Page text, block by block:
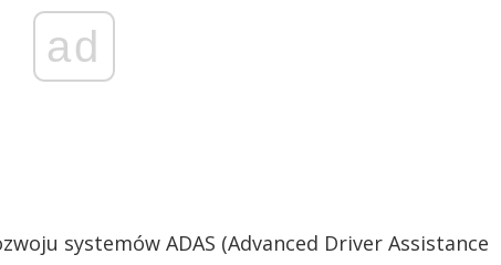
ad
systemów ADAS (Advanced Driver Assistance